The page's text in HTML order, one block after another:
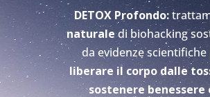
DETOX Profondo:
naturaledi biohacking
da evidenze scientifiche
liberare il corpo dalle
sostenere benessere